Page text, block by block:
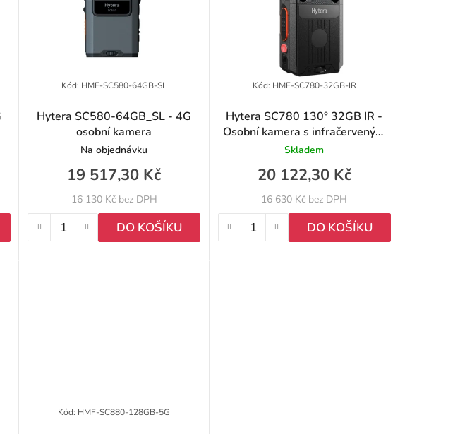
o
d
t
ů
Hytera SC580-64GB_SL - 4G
osobní kamera
Na objednávku
16 130 Kč bez DPH
19 517,30 Kč
DO KOŠÍKU
Kód: HMF-SC580-64GB-SL
Hytera SC780 130° 32GB IR -
Osobní kamera s infračerveným
nočním viděním, WLAN, BT, GPS
Skladem
16 630 Kč bez DPH
20 122,30 Kč
DO KOŠÍKU
Kód: HMF-SC780-32GB-IR
Kód: HMF-SC880-128GB-5G